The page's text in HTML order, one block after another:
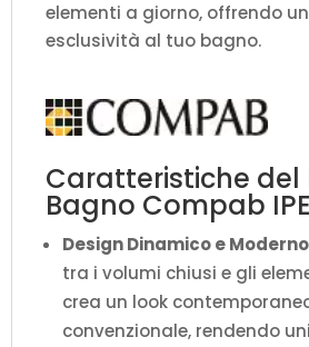
elementi a giorno, offrendo
esclusività al tuo bagno.
Caratteristiche del
Bagno Compab IPE
Design Dinamico e
tra i volumi chiusi e gli
crea un look
convenzionale, rendendo